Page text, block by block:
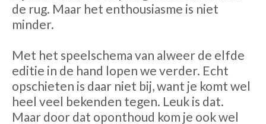
de rug. Maar het enthousiasme is niet
minder.
Met het speelschema van alweer de elfde
editie in de hand lopen we verder. Echt
opschieten is daar niet bij, want je komt wel
heel veel bekenden tegen. Leuk is dat.
Maar door dat oponthoud kom je ook wel